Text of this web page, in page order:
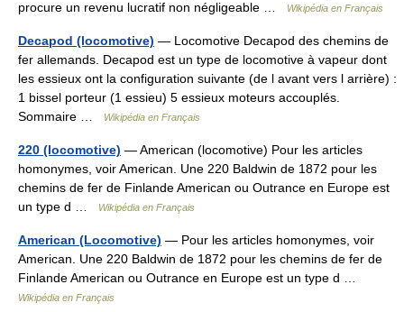
procure un revenu lucratif non négligeable …
Wikipédia en Français
Decapod (locomotive) — Locomotive Decapod des chemins de
fer allemands. Decapod est un type de locomotive à vapeur dont
les essieux ont la configuration suivante (de l avant vers l arrière) :
1 bissel porteur (1 essieu) 5 essieux moteurs accouplés.
Sommaire …
Wikipédia en Français
220 (locomotive) — American (locomotive) Pour les articles
homonymes, voir American. Une 220 Baldwin de 1872 pour les
chemins de fer de Finlande American ou Outrance en Europe est
un type d …
Wikipédia en Français
American (Locomotive) — Pour les articles homonymes, voir
American. Une 220 Baldwin de 1872 pour les chemins de fer de
Finlande American ou Outrance en Europe est un type d …
Wikipédia en Français